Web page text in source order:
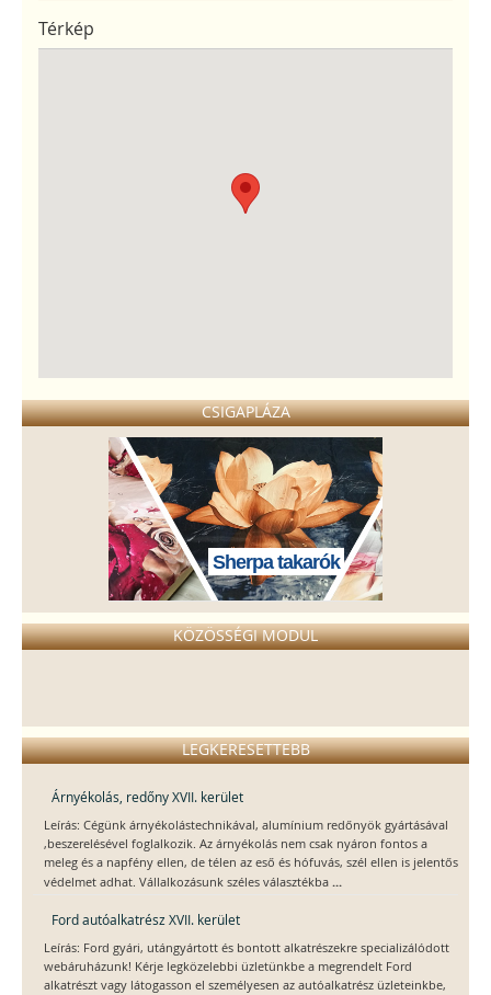
Térkép
CSIGAPLÁZA
Sherpa takarók
KÖZÖSSÉGI MODUL
LEGKERESETTEBB
Árnyékolás, redőny XVII. kerület
Leírás: Cégünk árnyékolástechnikával, alumínium redőnyök gyártásával
,beszerelésével foglalkozik. Az árnyékolás nem csak nyáron fontos a
meleg és a napfény ellen, de télen az eső és hófuvás, szél ellen is jelentős
védelmet adhat. Vállalkozásunk széles választékba ...
Ford autóalkatrész XVII. kerület
Leírás: Ford gyári, utángyártott és bontott alkatrészekre specializálódott
webáruházunk! Kérje legközelebbi üzletünkbe a megrendelt Ford
alkatrészt vagy látogasson el személyesen az autóalkatrész üzleteinkbe,